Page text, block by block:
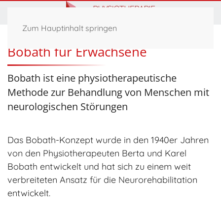
Zum Hauptinhalt springen
Bobath für Erwachsene
Bobath ist eine physiotherapeutische
Methode zur Behandlung von Menschen mit
neurologischen Störungen
Das Bobath-Konzept wurde in den 1940er Jahren
von den Physiotherapeuten Berta und Karel
Bobath entwickelt und hat sich zu einem weit
verbreiteten Ansatz für die Neurorehabilitation
entwickelt.